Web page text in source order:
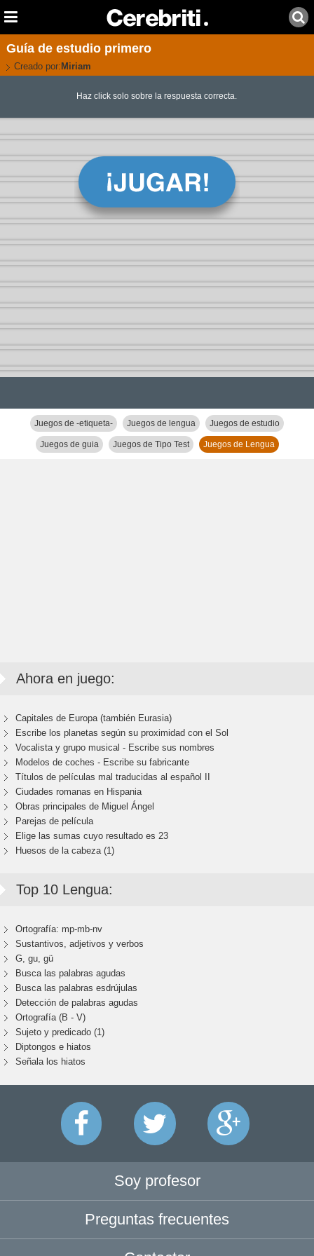
Guía de estudio primero
Creado por: Miriam
Haz click solo sobre la respuesta correcta.
Juegos de -etiqueta- Juegos de lengua Juegos de estudio
Juegos de guia Juegos de Tipo Test Juegos de Lengua
Ahora en juego:
Capitales de Europa (también Eurasia)
Escribe los planetas según su proximidad con el Sol
Vocalista y grupo musical - Escribe sus nombres
Modelos de coches - Escribe su fabricante
Títulos de películas mal traducidas al español II
Ciudades romanas en Hispania
Obras principales de Miguel Ángel
Parejas de película
Elige las sumas cuyo resultado es 23
Huesos de la cabeza (1)
Top 10 Lengua:
Ortografía: mp-mb-nv
Sustantivos, adjetivos y verbos
G, gu, gü
Busca las palabras agudas
Busca las palabras esdrújulas
Detección de palabras agudas
Ortografía (B - V)
Sujeto y predicado (1)
Diptongos e hiatos
Señala los hiatos
Soy profesor
Preguntas frecuentes